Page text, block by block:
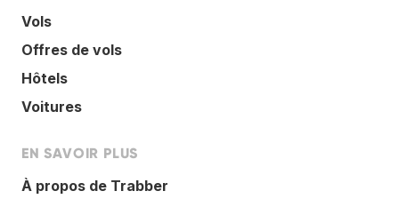
Vols
Offres de vols
Hôtels
Voitures
EN SAVOIR PLUS
À propos de Trabber